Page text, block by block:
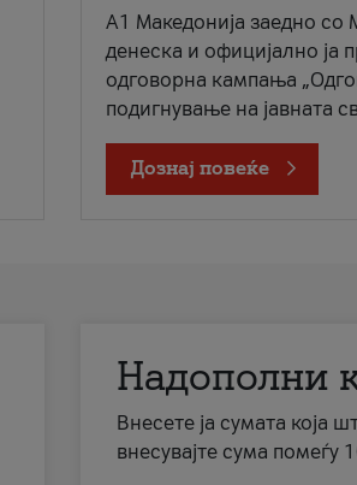
A1 Македонија заедно
денеска и официјално ја
одговорна кампања
подигнување на јавната
Дознај повеќе
Надополни
Внесете ја сумата која
внесувајте сума помеѓу